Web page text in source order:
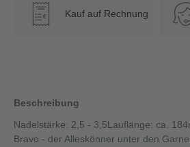
€ Kauf auf Rechnung
Beschreibung
Nadelstärke: 2,5 - 3,5Lauflänge: ca.
Bravo - der Alleskönner unter den